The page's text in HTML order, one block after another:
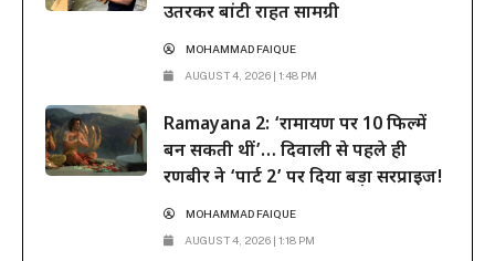
उतरकर बांटी राहत सामग्री
MOHAMMAD FAIQUE
AUGUST 4, 2026 | 1:48 PM
Ramayana 2: ‘रामायण पर 10 फिल्में
बन सकती थीं’… दिवाली से पहले ही
रणबीर ने ‘पार्ट 2’ पर दिया बड़ा सरप्राइज!
MOHAMMAD FAIQUE
AUGUST 4, 2026 | 1:18 PM